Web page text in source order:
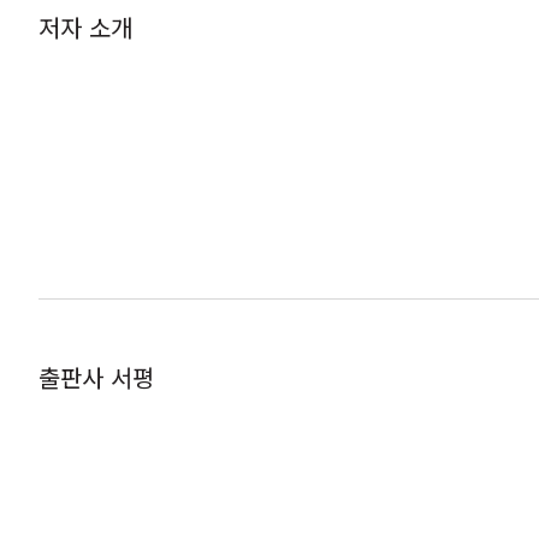
저자 소개
출판사 서평